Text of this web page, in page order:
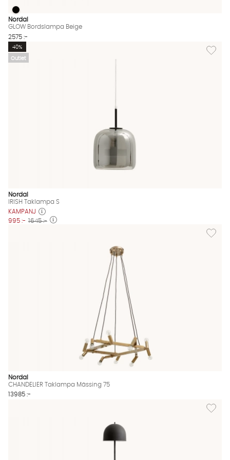
GLOW Bordslampa Beige Finns även i dessa färger:
GLOW Bordslampa Beige
Nordal
GLOW Bordslampa Beige
2575 :-
Outlet
Lägg
40%
Nordal
IRISH Taklampa S
KAMPANJ
995 :- 1645 :-
Lägg
Nordal
CHANDELIER Taklampa Mässing 75
13985 :-
Lägg